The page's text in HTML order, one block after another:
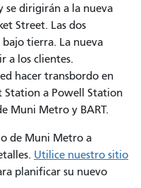
se dirigirán a la nueva
Street. Las dos
bajo tierra. La nueva
a los clientes.
hacer transbordo en
Station a Powell Station
Muni Metro y BART.
de Muni Metro a
Utilice nuestro sitio
planificar su nuevo